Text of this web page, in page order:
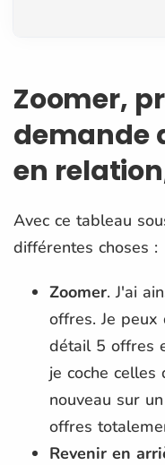
Zoomer,
demande
en
Avec ce tableau
différentes choses :
Zoomer. J'ai
offres. Je
détail 5 offres
je coche celles
nouveau sur
offres
Revenir en